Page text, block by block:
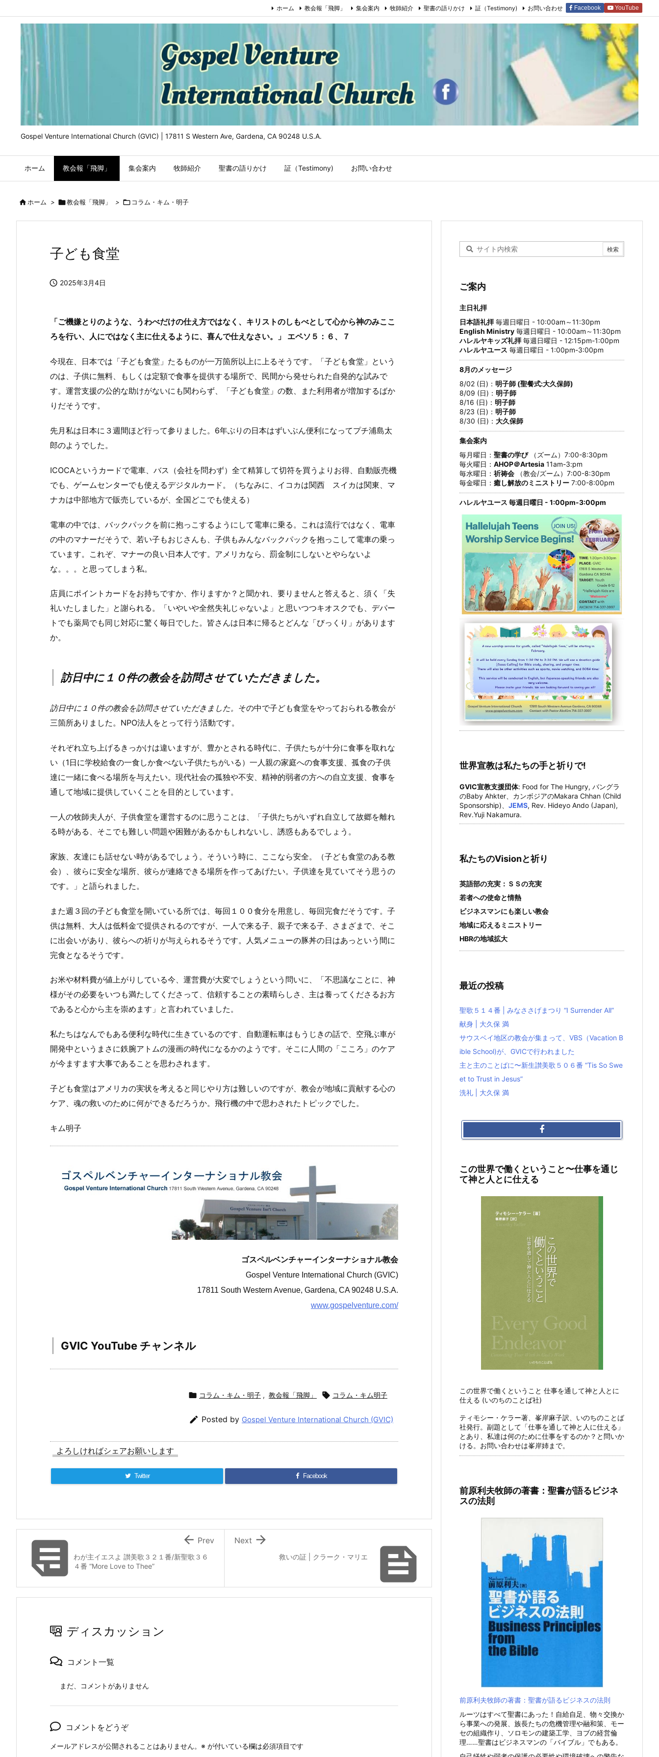
Gospel Venture International Church (GVIC) | 17811 S Western Ave, Gardena, CA 90248 U.S.A.
ホーム 教会報「飛脚」 集会案内 牧師紹介 聖書の語りかけ 証（Testimony) お問い合わせ
ホーム 教会報「飛脚」 集会案内 牧師紹介 聖書の語りかけ 証（Testimony) お問い合わせ Facebook YouTube
ホーム > 教会報「飛脚」 >  コラム・キム・明子
子ども食堂
 2025年3月4日
「ご機嫌とりのような、うわべだけの仕え方ではなく、キリストのしもべとして心から神のみここ
ろを行い、人にではなく主に仕えるように、喜んで仕えなさい。」 エペソ５：６、７
今現在、日本では「子ども食堂」たるものが一万箇所以上に上るそうです。「子ども食堂」という
のは、子供に無料、もしくは定額で食事を提供する場所で、民間から発せられた自発的な試みで
す。運営支援の公的な助けがないにも関わらず、「子ども食堂」の数、また利用者が増加するばか
りだそうです。
先月私は日本に３週間ほど行って参りました。6年ぶりの日本はずいぶん便利になってプチ浦島太
郎のようでした。
ICOCAというカードで電車、バス（会社を問わず）全て精算して切符を買うよりお得、自動販売機
でも、ゲームセンターでも使えるデジタルカード。（ちなみに、イコカは関西 スイカは関東、マ
ナカは中部地方で販売しているが、全国どこでも使える）
電車の中では、バックパックを前に抱っこするようにして電車に乗る。これは流行ではなく、電車
の中のマナーだそうで、若い子もおじさんも、子供もみんなバックパックを抱っこして電車の乗っ
ています。これぞ、マナーの良い日本人です。アメリカなら、罰金制にしないとやらないよ
な。。。と思ってしまう私。
店員にポイントカードをお持ちですか、作りますか？と聞かれ、要りませんと答えると、須く「失
礼いたしました」と謝られる。「いやいや全然失礼じゃないよ」と思いつつキオスクでも、デパー
トでも薬局でも同じ対応に驚く毎日でした。皆さんは日本に帰るとどんな「びっくり」があります
か。
訪日中に１０件の教会を訪問させていただきました。
訪日中に１０件の教会を訪問させていただきました。 その中で子ども食堂をやっておられる教会が
三箇所ありました。NPO法人をとって行う活動です。
それぞれ立ち上げるきっかけは違いますが、豊かとされる時代に、子供たちが十分に食事を取れな
い（1日に学校給食の一食しか食べない子供たちがいる）一人親の家庭への食事支援、孤食の子供
達に一緒に食べる場所を与えたい。現代社会の孤独や不安、精神的弱者の方への自立支援、食事を
通して地域に提供していくことを目的としています。
一人の牧師夫人が、子供食堂を運営するのに思うことは、「子供たちがいずれ自立して故郷を離れ
る時がある、そこでも難しい問題や困難があるかもしれないし、誘惑もあるでしょう。
家族、友達にも話せない時があるでしょう。そういう時に、ここなら安全。（子ども食堂のある教
会）、彼らに安全な場所、彼らが連絡できる場所を作ってあげたい。子供達を見ていてそう思うの
です。」と語られました。
また週３回の子ども食堂を開いている所では、毎回１００食分を用意し、毎回完食だそうです。子
供は無料、大人は低料金で提供されるのですが、一人で来る子、親子で来る子、さまざまで、そこ
に出会いがあり、彼らへの祈りが与えられるそうです。人気メニューの豚丼の日はあっという間に
完食となるそうです。
お米や材料費が値上がりしている今、運営費が大変でしょうという問いに、「不思議なことに、神
様がその必要をいつも満たしてくださって、信頼することの素晴らしさ、主は養ってくださるお方
であると心から主を崇めます」と言われていました。
私たちはなんでもある便利な時代に生きているのです、自動運転車はもうじきの話で、空飛ぶ車が
開発中というまさに鉄腕アトムの漫画の時代になるかのようです。そこに人間の「こころ」のケア
が今ますます大事であることを思わされます。
子ども食堂はアメリカの実状を考えると同じやり方は難しいのですが、教会が地域に貢献する心の
ケア、魂の救いのために何ができるだろうか。飛行機の中で思わされたトピックでした。
キム明子
ゴスペルベンチャーインターナショナル教会
Gospel Venture International Church (GVIC)
17811 South Western Avenue, Gardena, CA 90248 U.S.A.
www.gospelventure.com/
GVIC YouTube チャンネル
 コラム・キム・明子 , 教会報「飛脚」  コラム・キム明子
 Posted by Gospel Venture International Church (GVIC)
よろしければシェアお願いします
Twitter Facebook

救いの証 | クラーク・マリエ

Next
わが主イエスよ 讃美歌３２１番/新聖歌３６
４番 “More Love to Thee”
 Prev
ディスカッション
コメント一覧
まだ、コメントがありません
コメントをどうぞ
メールアドレスが公開されることはありません。 ※ が付いている欄は必須項目です
ご案内
主日礼拝
日本語礼拝毎週日曜日 - 10:00am～11:30pm
English Ministry 毎週日曜日 - 10:00am～11:30pm
ハレルヤキッズ礼拝毎週日曜日 - 12:15pm-1:00pm
ハレルヤユース 毎週日曜日 - 1:00pm-3:00pm
8月のメッセージ
8/02 (日)： 明子師 (聖餐式:大久保師)
8/09 (日)： 明子師
8/16 (日)： 明子師
8/23 (日)： 明子師
8/30 (日)： 大久保師
集会案内
毎月曜日： 聖書の学び（ズーム）7:00-8:30pm
毎火曜日： AHOP＠Artesia 11am-3:pm
毎水曜日： 祈祷会 （教会/ズーム）7:00-8:30pm
毎金曜日： 癒し解放のミニストリー 7:00-8:00pm
ハレルヤユース 毎週日曜日 - 1:00pm-3:00pm
世界宣教は私たちの手と祈りで!
GVIC宣教支援団体: Food for The Hungry, バングラ
のBaby Ahkter、カンボジアのMakara Chhan (Child
Sponsorship)、 JEMS, Rev. Hideyo Ando (Japan),
Rev.Yuji Nakamura.
私たちのVisionと祈り
英語部の充実：ＳＳの充実
若者への使命と情熱
ビジネスマンにも楽しい教会
地域に応えるミニストリー
HBRの地域拡大
最近の投稿
聖歌５１４番 | みなささげまつり “I Surrender All”
献身 | 大久保 満
サウスベイ地区の教会が集まって、VBS（Vacation B
ible School)が、GVICで行われました
主と主のことばに〜新生讃美歌５０６番 “Tis So Swe
et to Trust in Jesus”
洗礼 | 大久保 満
この世界で働くということ〜仕事を通じ
て神と人とに仕える
この世界で働くということ 仕事を通して神と人とに
仕える (いのちのことば社)
ティモシー・ケラー著、峯岸麻子訳、いのちのことば
社発行。副題として「仕事を通して神と人に仕える」
とあり、私達は何のために仕事をするのか？と問いか
ける。お問い合わせは峯岸姉まで。
前原利夫牧師の著書：聖書が語るビジネ
スの法則
前原利夫牧師の著書：聖書が語るビジネスの法則
ルーツはすべて聖書にあった！自給自足、物々交換か
ら事業への発展、族長たちの危機管理や融和策、モー
セの組織作り、ソロモンの建築工学、ヨブの経営倫
理……聖書はビジネスマンの「バイブル」でもある。